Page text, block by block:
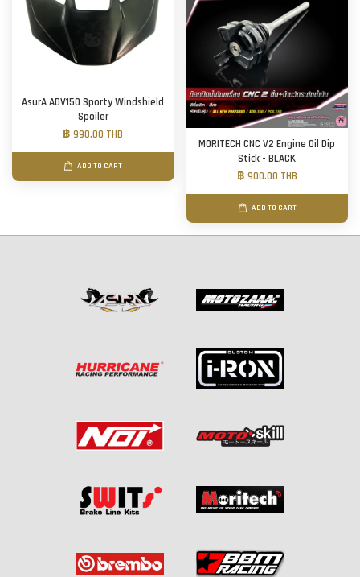
AsurA ADV150 Sporty Windshield
Spoiler
฿ 990.00 THB
ADD TO CART
MORITECH CNC V2 Engine Oil Dip
Stick - BLACK
฿ 900.00 THB
ADD TO CART